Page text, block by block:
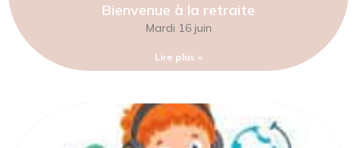
Bienvenue à la retraite
Mardi 16 juin
Lire plus »